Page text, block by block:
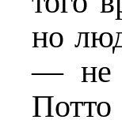
но
— не